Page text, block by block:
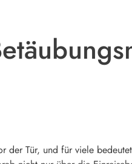
der Tür, und für viele